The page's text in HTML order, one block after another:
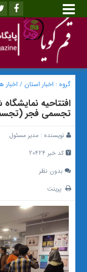
گروه : اخبار استان / اخبار
افتتاحیه
تجسمی فجر (تجسم
نویسنده : مدیر مسئول
کد خبر 20424
بدون نظر
پرینت